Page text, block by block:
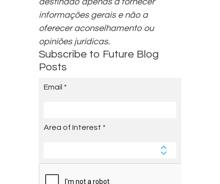
informações gerais e não a
oferecer aconselhamento ou
opiniões jurídicas.
Subscribe to Future Blog
Posts